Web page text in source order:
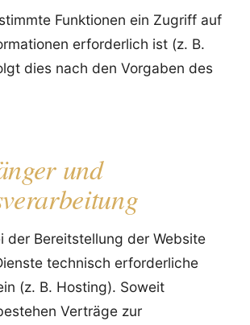
Funktionen ein Zugriff auf
erforderlich ist (z. B.
dies nach den Vorgaben des
und
der Bereitstellung der Website
technisch erforderliche
(z. B. Hosting). Soweit
Verträge zur